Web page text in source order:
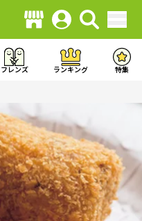
フレンズ ランキング 特集